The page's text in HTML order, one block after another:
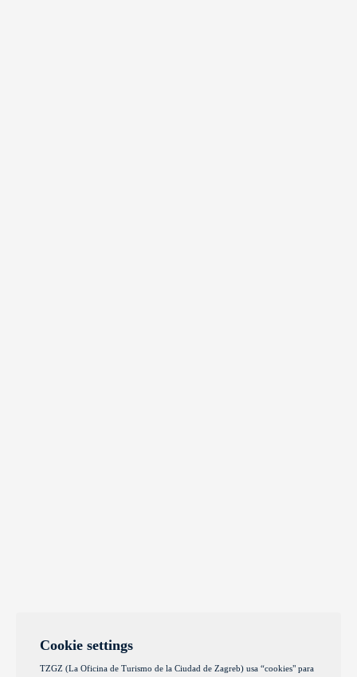
Cookie settings
TZGZ (La Oficina de Turismo de la Ciudad de Zagreb) usa “cookies" para